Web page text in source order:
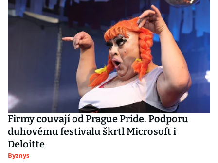
Firmy couvají od Prague Pride. Podporu
duhovému festivalu škrtl Microsoft i
Deloitte
Byznys